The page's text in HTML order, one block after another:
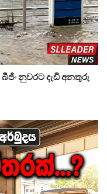
නුවරට දැඩි අනතුරු